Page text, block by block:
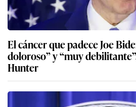
El cáncer que padece Joe
doloroso” y “muy
Hunter